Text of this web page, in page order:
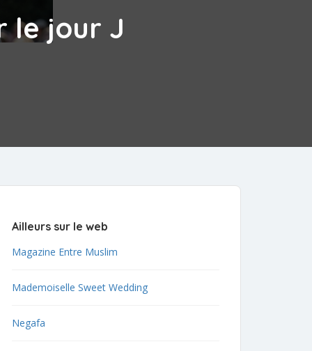
le jour J
Ailleurs sur le web
Magazine Entre Muslim
Mademoiselle Sweet Wedding
Negafa